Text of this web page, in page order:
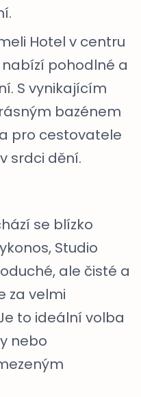
Hotel v centru
pohodlné a
S vynikajícím
bazénem
pro cestovatele
srdci dění.
se blízko
Studio
ale čisté a
za velmi
to ideální volba
nebo